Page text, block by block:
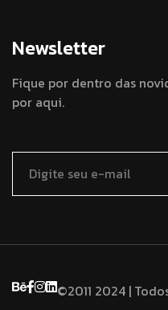
Newsletter
Fique por dentro das
por aqui.
©2011 2024 |